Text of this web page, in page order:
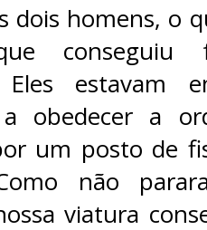
dois homens, o
conseguiu
Eles estavam
a obedecer a
um posto de
não
viatura